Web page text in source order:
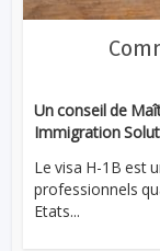
Un conseil de
Immigration
Le visa H-1B est
professionnels
Etats...